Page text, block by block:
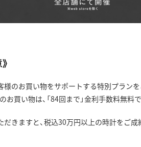
様のお買い物をサポートする特別プラン
買い物は、「84回まで」金利手数料無料
きますと、税込30万円以上の時計をご